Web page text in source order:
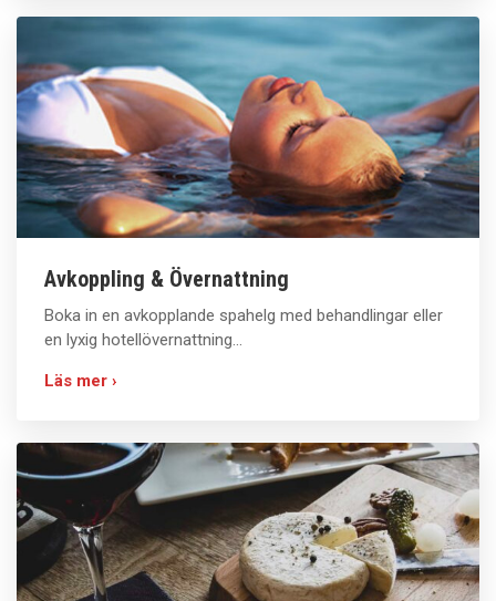
Avkoppling & Övernattning
Boka in en avkopplande spahelg med behandlingar eller
en lyxig hotellövernattning...
Läs mer ›